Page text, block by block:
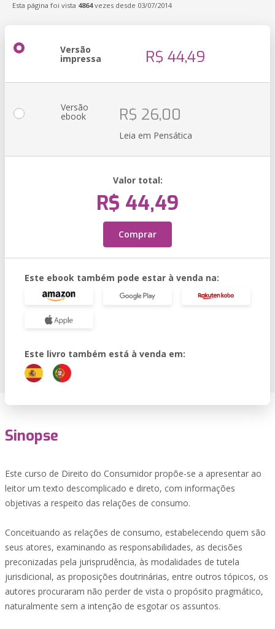
Esta página foi vista 4864vezes desde 03/07/2014
Versão
impressa R$ 44,49
Versão
ebook R$ 26,00
Leia em Pensática
Valor total:
R$ 44,49
Comprar
Este ebook também pode estar à venda na:
Este livro também está à venda em:
Sinopse
Este curso de Direito do Consumidor propõe-se a apresentar ao
leitor um texto descomplicado e direto, com informações
objetivas a respeito das relações de consumo.
Conceituando as relações de consumo, estabelecendo quem são
seus atores, examinando as responsabilidades, as decisões
preconizadas pela jurisprudência, às modalidades de tutela
jurisdicional, as proposições doutrinárias, entre outros tópicos, os
autores procuraram não perder de vista o propósito pragmático,
naturalmente sem a intenção de esgotar os assuntos.